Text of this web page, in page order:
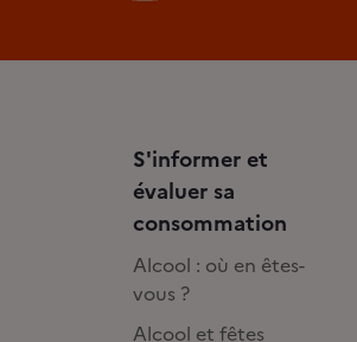
S'informer et
évaluer sa
consommation
Alcool : où en êtes-
vous ?
Alcool et fêtes